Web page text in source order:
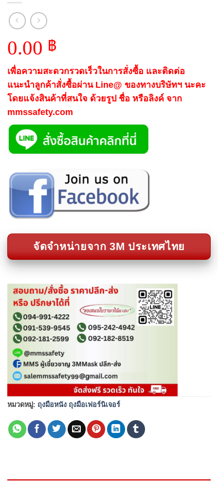
0.00 ฿
เพื่อความสะดวกรวดเร็วในการสั่งซื้อ และติดต่อ
แนะนำลูกค้าสั่งซื้อผ่าน Line@ ของทางบริษัทฯ นะคะ
โดยแจ้งสินค้าที่สนใจ ด้วยรูป ชื่อ หรือลิงค์ จาก
mmssafety.com
จัดจำหน่ายจาก 3M ประเทศไทย
หมวดหมู่: ถุงมือหนัง ถุงมือเฟอร์นิเจอร์